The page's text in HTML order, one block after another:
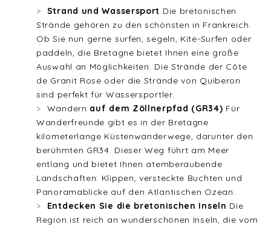
Strand und Wassersport Die bretonischen
Strände gehören zu den schönsten in Frankreich.
Ob Sie nun gerne surfen, segeln, Kite-Surfen oder
paddeln, die Bretagne bietet Ihnen eine große
Auswahl an Möglichkeiten. Die Strände der Côte
de Granit Rose oder die Strände von Quiberon
sind perfekt für Wassersportler.
Wandern auf dem Zöllnerpfad (GR34) Für
Wanderfreunde gibt es in der Bretagne
kilometerlange Küstenwanderwege, darunter den
berühmten GR34. Dieser Weg führt am Meer
entlang und bietet Ihnen atemberaubende
Landschaften: Klippen, versteckte Buchten und
Panoramablicke auf den Atlantischen Ozean.
Entdecken Sie die bretonischen Inseln Die
Region ist reich an wunderschönen Inseln, die vom